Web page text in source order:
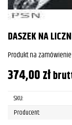
DASZEK NA
Produkt na zamówienie
374,00zł
SKU:
Producent: